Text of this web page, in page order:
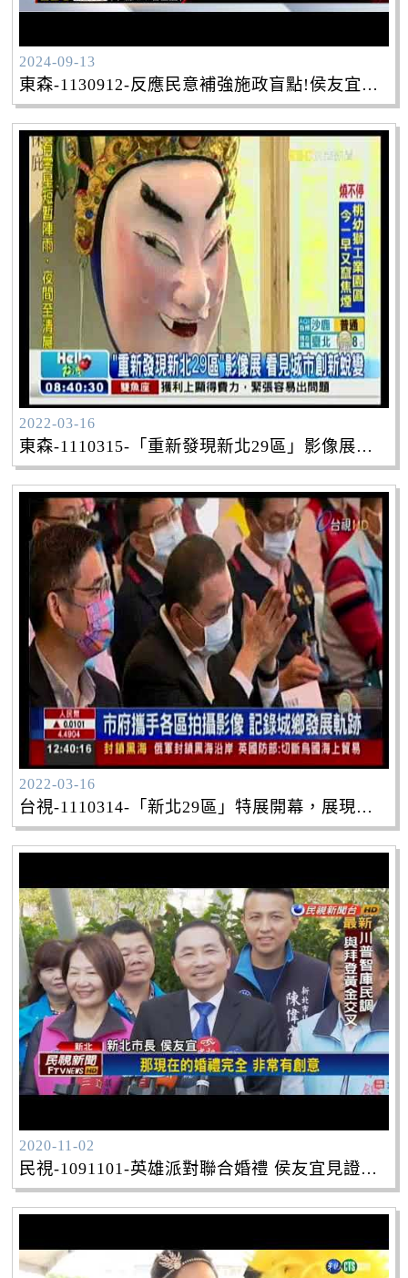
2024-09-13
東森-1130912-反應民意補強施政盲點!侯友宜表揚117位特優里長
2022-03-16
東森-1110315-「重新發現新北29區」影像展，看見城市創新蛻變。
2022-03-16
台視-1110314-「新北29區」特展開幕，展現地貌人文風華。
2020-11-02
民視-1091101-英雄派對聯合婚禮 侯友宜見證百對新人完婚